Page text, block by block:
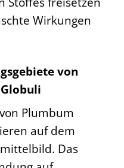
Wirkungen
von
von Plumbum
auf dem
Das